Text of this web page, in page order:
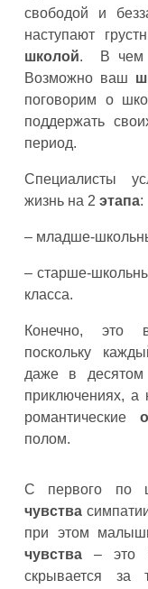
свободой и
наступают
школой. В чем
Возможно ваш
поговорим о
поддержать
период.
Специалисты
жизнь на 2 этапа:
– младше-
– старше-
класса.
Конечно, это
поскольку
даже в
приключениях, а
романтические
полом.
С первого по
чувства
при этом
чувства – это
скрывается за